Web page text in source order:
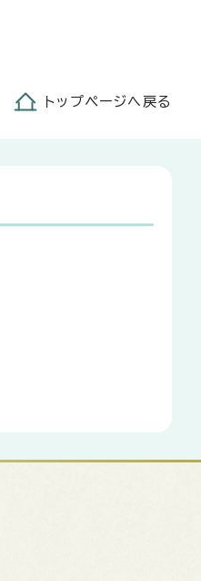
トップページへ戻る